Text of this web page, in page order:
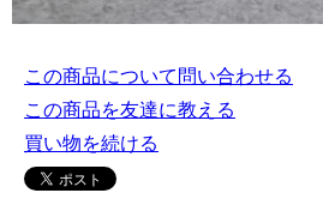
この商品について問い合わせる
この商品を友達に教える
買い物を続ける